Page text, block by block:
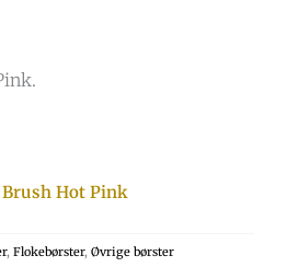
Brush Hot Pink
, Flokebørster, Øvrige børster